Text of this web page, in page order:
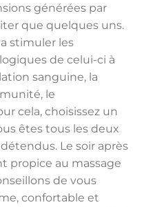
générées par
que quelques uns.
stimuler les
de celui-ci à
sanguine, la
le
cela, choisissez un
êtes tous les deux
Le soir après
propice au massage
de vous
confortable et